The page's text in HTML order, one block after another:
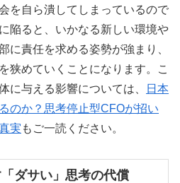
を自ら潰してしまっているので
陥ると、いかなる新しい環境や
に責任を求める姿勢が強まり、
狭めていくことになります。こ
に与える影響については、
日本
のか？思考停止型CFOが招い
実 もご一読ください。
ダサい」思考の代償